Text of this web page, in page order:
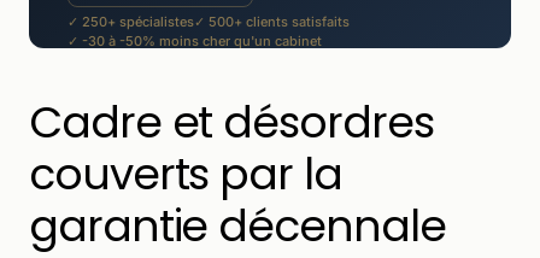
✓ 250+ spécialistes✓ 500+ clients satisfaits
✓ -30 à -50% moins cher qu'un cabinet
Cadre et désordres
couverts par la
garantie décennale